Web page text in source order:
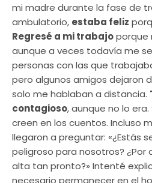
mi madre durante la fase de
ambulatorio, estaba feliz
Regresé a mi trabajoporque
aunque a veces todavía me
personas con las que
pero algunos amigos dejaron
solo me hablaban a distancia.
contagioso, aunque no lo
creen en los cuentos. Incluso
llegaron a preguntar: «¿Estás
peligroso para nosotros? ¿Por
alta tan pronto?» Intenté
necesario permanecer en el